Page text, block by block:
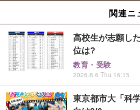
関連ニ
高校生が志願し
位は?
教育・受験
2026.8.6 Thu 16:15
東京都市大「科